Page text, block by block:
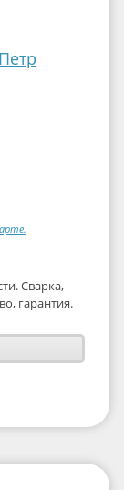
Сварка,
гарантия.